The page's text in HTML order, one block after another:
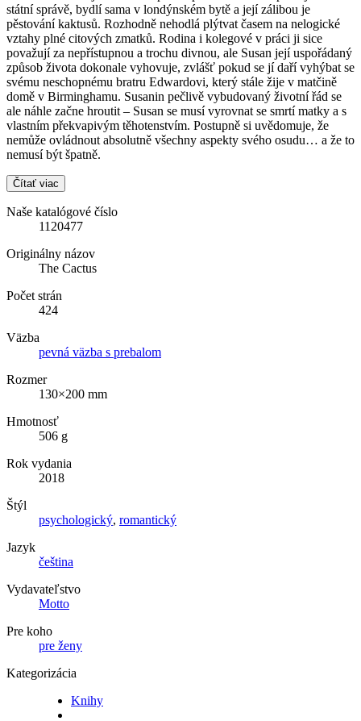
státní správě, bydlí sama v londýnském bytě a její zálibou je
pěstování kaktusů. Rozhodně nehodlá plýtvat časem na nelogické
vztahy plné citových zmatků. Rodina i kolegové v práci ji sice
považují za nepřístupnou a trochu divnou, ale Susan její uspořádaný
způsob života dokonale vyhovuje, zvlášť pokud se jí daří vyhýbat se
svému neschopnému bratru Edwardovi, který stále žije v matčině
domě v Birminghamu. Susanin pečlivě vybudovaný životní řád se
ale náhle začne hroutit – Susan se musí vyrovnat se smrtí matky a s
vlastním překvapivým těhotenstvím. Postupně si uvědomuje, že
nemůže ovládnout absolutně všechny aspekty svého osudu… a že to
nemusí být špatně.
Čítať viac
Naše katalógové číslo
1120477
Originálny názov
The Cactus
Počet strán
424
Väzba
pevná väzba s prebalom
Rozmer
130×200 mm
Hmotnosť
506 g
Rok vydania
2018
Štýl
psychologický, romantický
Jazyk
čeština
Vydavateľstvo
Motto
Pre koho
pre ženy
Kategorizácia
Knihy